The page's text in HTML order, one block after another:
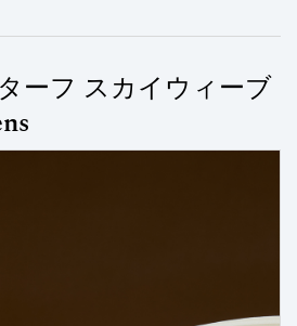
ーフ スカイウィーブ